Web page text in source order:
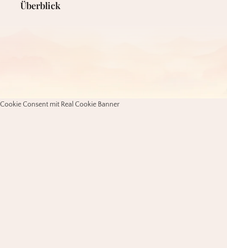
Überblick
Cookie Consent mit Real Cookie Banner